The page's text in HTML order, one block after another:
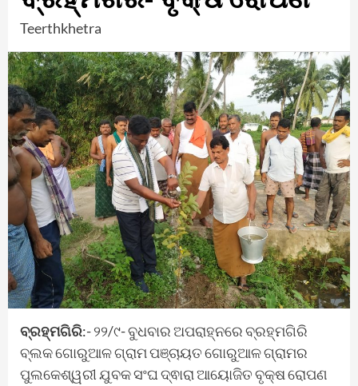
Teerthkhetra
ବ୍ରହ୍ମଗିରି:- ୨୨/୯- ବୁଧବାର ଅପରାହ୍ନରେ ବ୍ରହ୍ମଗିରି
ବ୍ଲକ ଗୋରୁଆଳ ଗ୍ରାମ ପଞ୍ଚାୟତ ଗୋରୁଆଳ ଗ୍ରାମର
ପୁଲକେଶ୍ୱରୀ ଯୁବକ ସଂଘ ଦ୍ଵାରା ଆୟୋଜିତ ବୃକ୍ଷ ରୋପଣ